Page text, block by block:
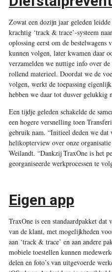
Zowat een dozijn jaar geleden
krachtig ‘track & trace’-systeem
oplossing eerst om de bestelwagens
kunnen volgen, later kwamen daar
verzamelden we nuttige info over
rollend materieel. Doordat we de
volgen, werkt de toepassing
hebben we daar tot dusver gelukkig
Een tijdje geleden schakelde de
een hogere versnelling toen
gebruik nam. “Initieel deden we
helikopterview over onze
Weilandt. “Dankzij TraxOne is het
georganiseerde werkprocessen te
Eigen app
TraxOne is een standaardpakket
van de klant, met mogelijkheden
aan ‘track & trace’ en aan andere
mobiele toestellen kunnen
delen en foto’s van uitgevoerde